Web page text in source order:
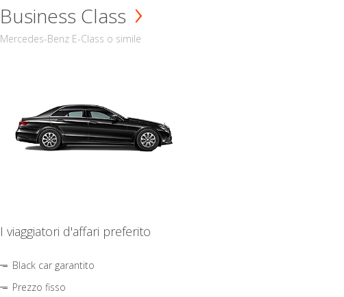
Business Class
Mercedes-Benz E-Class o simile
I viaggiatori d'affari preferito
Black car garantito
Prezzo fisso